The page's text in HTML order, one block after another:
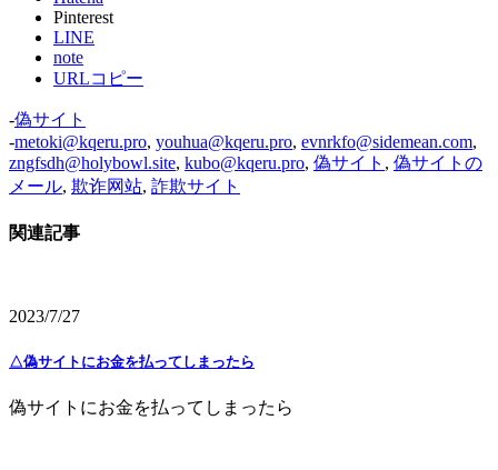
Pinterest
LINE
note
URLコピー
-偽サイト
-metoki@kqeru.pro, youhua@kqeru.pro, evnrkfo@sidemean.com,
zngfsdh@holybowl.site, kubo@kqeru.pro, 偽サイト , 偽サイトの
メール, 欺诈网站, 詐欺サイト
関連記事
2023/7/27
△偽サイトにお金を払ってしまったら
偽サイトにお金を払ってしまったら